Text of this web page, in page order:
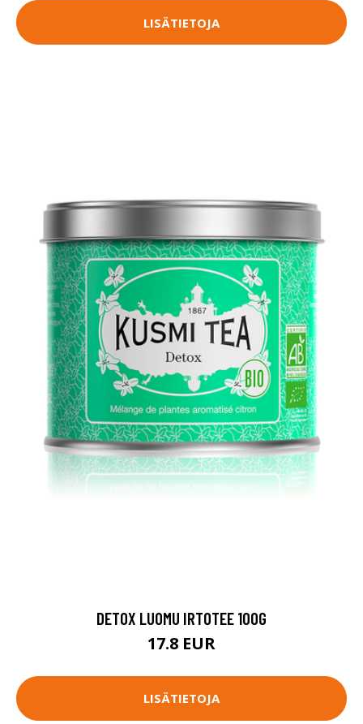
LISÄTIETOJA
DETOX LUOMU IRTOTEE 100G
17.8 EUR
LISÄTIETOJA